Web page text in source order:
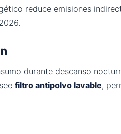
reduce emisiones
durante descanso
filtro antipolvo lavable,